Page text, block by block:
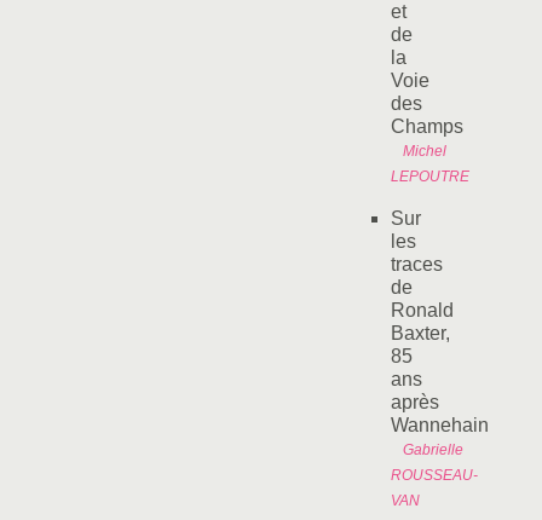
et
de
la
Voie
des
Champs
Michel
LEPOUTRE
Sur
les
traces
de
Ronald
Baxter,
85
ans
après
Wannehain
Gabrielle
ROUSSEAU-
VAN